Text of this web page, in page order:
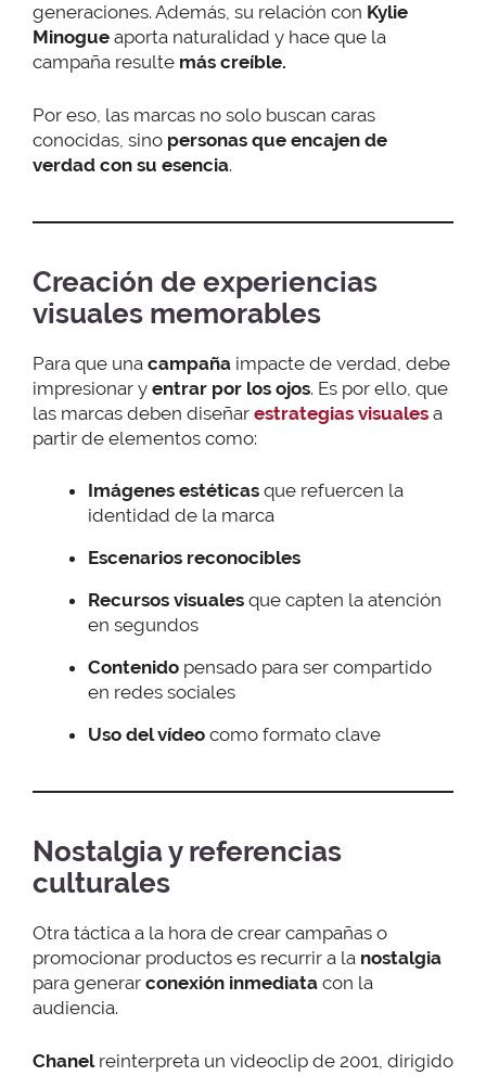
generaciones. Además, su relación con Kylie
Minogue aporta naturalidad y hace que la
campaña resulte más creíble.
Por eso, las marcas no solo buscan caras
conocidas, sino personas que encajen de
verdad con su esencia.
Creación de experiencias
visuales memorables
Para que una campaña impacte de verdad, debe
impresionar y entrar por los ojos. Es por ello, que
las marcas deben diseñar estrategias visuales a
partir de elementos como:
Imágenes estéticas que refuercen la
identidad de la marca
Escenarios reconocibles
Recursos visuales que capten la atención
en segundos
Contenido pensado para ser compartido
en redes sociales
Uso del vídeo como formato clave
Nostalgia y referencias
culturales
Otra táctica a la hora de crear campañas o
promocionar productos es recurrir a la nostalgia
para generar conexión inmediata con la
audiencia.
Chanelreinterpreta un videoclip de 2001, dirigido